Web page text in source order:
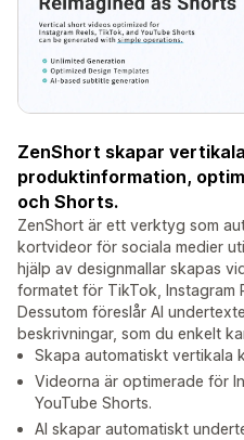
ZenShort skapar
produktinformation,
och Shorts.
ZenShort är ett verktyg som
kortvideor för sociala medier
hjälp av designmallar skapas
formatet för TikTok, Instagram
Dessutom föreslår AI
beskrivningar, som du enkelt
Skapa automatiskt vertikala
Videorna är optimerade för
YouTube Shorts.
AI skapar automatiskt